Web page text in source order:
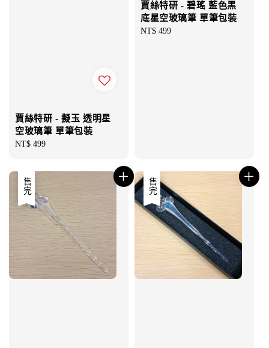
賈絲特研 - 擬玉 透明星
空玻璃筆 單筆包裝
Regular
NT$ 499
賈絲特研 - 碧瑤 藍色黑
底星空玻璃筆 單筆包裝
Regular
NT$ 499
售完 售完